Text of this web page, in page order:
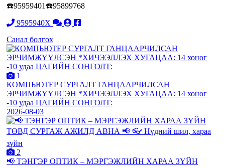
☎️95959401☎️95899768
9595940X
Санал болгох
1
КОМПЬЮТЕР СУРГАЛТ ГАНЦААРЧИЛСАН
ЭРЧИМЖҮҮЛСЭН *ХИЧЭЭЛЛЭХ ХУГАЦАА: 14 хоног
-10 удаа ЦАГИЙН СОНГОЛТ:
2026-08-03
2
📢 ТЭНГЭР ОПТИК – МЭРГЭЖЛИЙН ХАРАА ЗҮЙН